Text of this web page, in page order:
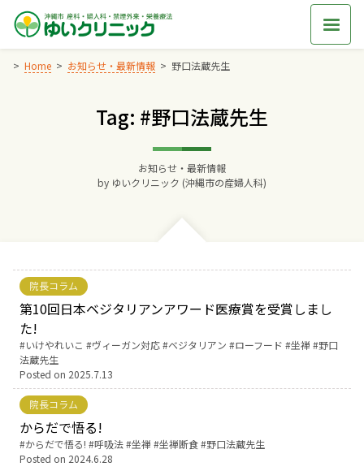
Skip
content
Home お知らせ・最新情報 野口法蔵先生
Tag: #野口法蔵先生
お知らせ・最新情報
by ゆいクリニック (沖縄市の産婦人科)
院長コラム
第10回日本ベジタリアンアワード医療賞を受賞しまし
た!
Tags:
いけやれいこ ヴィーガン対応 ベジタリアン ローフード 坐禅
野口
法蔵先生
Posted on 2025.7.13
院長コラム
からだで悟る!
Tags:
からだで悟る! 呼吸法 坐禅 坐禅断食
野口法蔵先生
Posted on 2024.6.28
Home
交通アクセス
診療料金
妊婦健診
お産について
親と子の結びつき支援